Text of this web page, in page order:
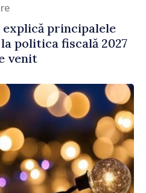
principalele
politica fiscală 2027
venit